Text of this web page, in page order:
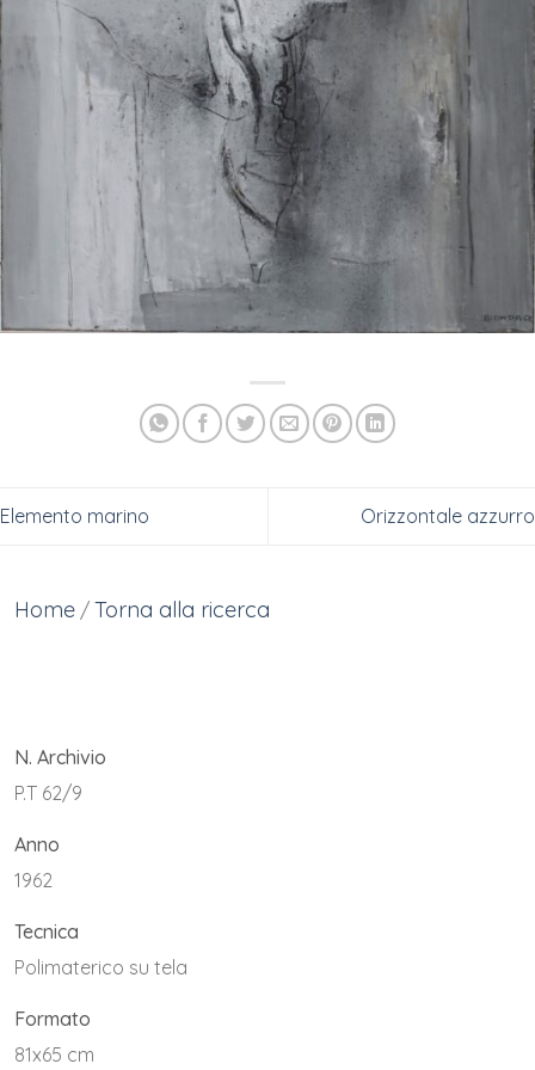
Elemento marino Orizzontale azzurro
Home / Torna alla ricerca
N. Archivio
P.T 62/9
Anno
1962
Tecnica
Polimaterico su tela
Formato
81x65 cm